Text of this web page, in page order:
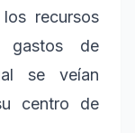
recursos
gastos de
se veían
centro de